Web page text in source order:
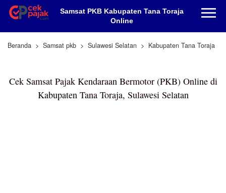
Samsat PKB Kabupaten Tana Toraja
Online
Beranda Samsat pkb Sulawesi Selatan Kabupaten Tana Toraja
Cek Samsat Pajak Kendaraan Bermotor (PKB) Online di
Kabupaten Tana Toraja, Sulawesi Selatan